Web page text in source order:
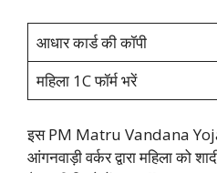
आधार कार्ड की कॉपी
महिला 1C फॉर्म भरें
इस PM Matru Vandana
आंगनवाड़ी वर्कर द्वारा महिला को